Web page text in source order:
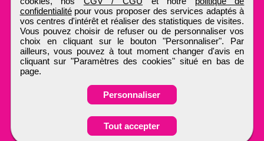
Obtenir ses
coordonnées
confidentialitépour vous proposer des services adaptés à
vos centres d'intérêt et réaliser des statistiques de visites.
Vous pouvez choisir de refuser ou de personnaliser vos
choix en cliquant sur le bouton "Personnaliser". Par
ailleurs, vous pouvez à tout moment changer d'avis en
cliquant sur "Paramètres des cookies" situé en bas de
page.
Personnaliser
Tout accepter
JOBPEINTRE